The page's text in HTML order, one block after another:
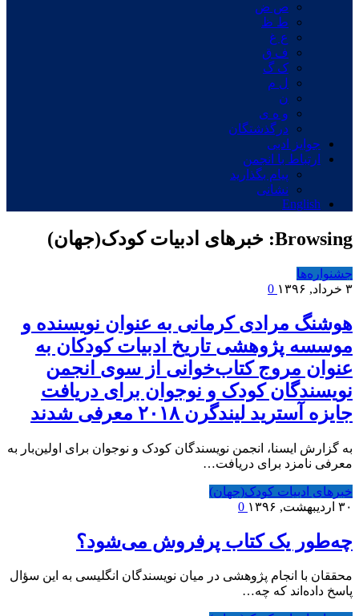
ص ض
ط ظ
ع غ
ف ق
ک گ
ل م
ن
و ه ی
درگذشتگان
جوایز ادبی
ارتباط با انجمن
پیام بگذارید
نشانی
English
Browsing: خبرهای ادبیات کودک(جهان)
جشنواره‌ها
۳ خرداد, ۱۳۹۶
هوشنگ مرادی کرمانی به عنوان نویسنده و
موسسه پژوهشی تاریخ ادبیات کودکان به
عنوان مروج کتاب‌خوانی از سوی انجمن
نویسندگان کودک و نوجوان برای دریافت
جایزه آسترید لیندگرن ۲۰۱۸ معرفی شدند
به گزارش ایسنا، انجمن نویسندگان کودک و نوجوان برای اولین‌بار به
معرفی نامزد برای دریافت…
خبرهای ادبیات کودک(جهان)
۳۰ اردیبهشت, ۱۳۹۶
چه‌طور یک کتاب پرفروش می‌شود؟
محققان با انجام پژوهشی در میان نویسندگان انگلیسی به این سؤال
پاسخ داده‌اند که چه…